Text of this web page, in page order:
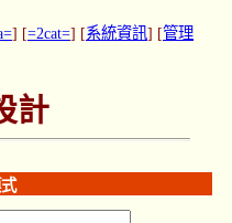
] [=2cat=] [系統資訊] [管理
計